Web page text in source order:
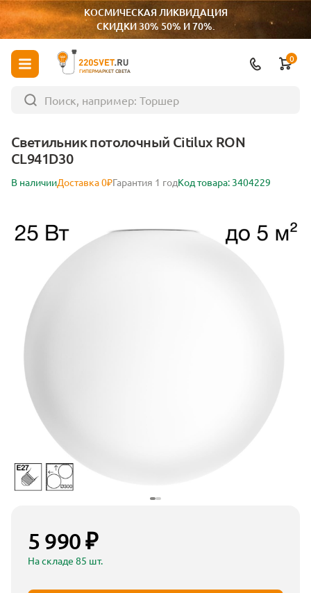
КОСМИЧЕСКАЯ ЛИКВИДАЦИЯ
СКИДКИ 30% 50% И 70%.
ГИПЕРМАРКЕТ СВЕТА
0
Светильник потолочный Citilux RON
CL941D30
В наличииДоставка 0₽Гарантия 1 годКод товара: 3404229
5 990 ₽
На складе 85 шт.